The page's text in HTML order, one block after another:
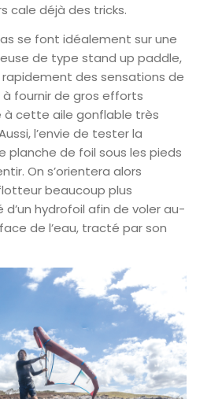
cale déjà des tricks.
se font idéalement sur une
de type stand up paddle,
des sensations de
à fournir de gros efforts
à cette aile gonflable très
l’envie de tester la
planche de foil sous les pieds
On s’orientera alors
beaucoup plus
hydrofoil afin de voler au-
de l’eau, tracté par son